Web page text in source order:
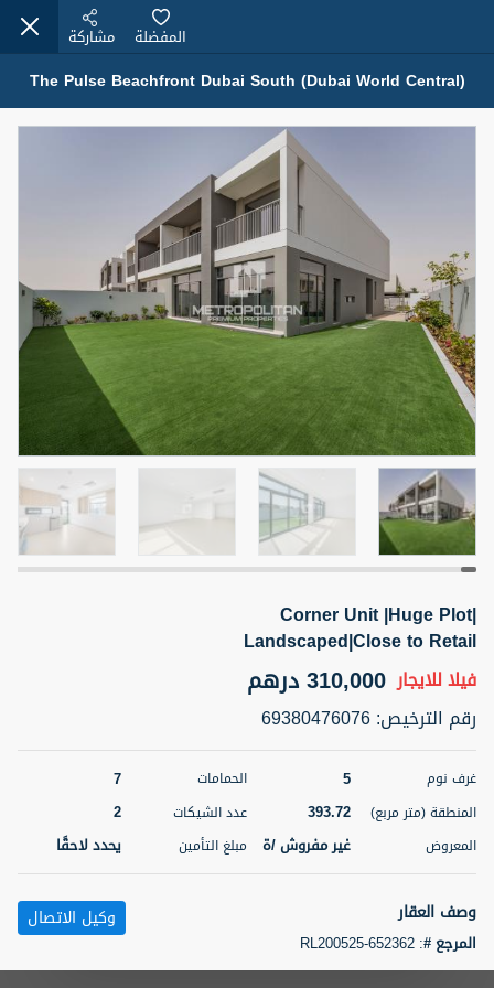
Modern Renovated Unit Near Marina Metro Station
شقة
95,000 درهم
3
سرير
1
حمام
1
المنطقة (متر
مربع)
70.03
المعروض
غير مفروش /ة
الشيكات
1
اسم الوسيط
NILOOFAR ABBAS VAKIL
رقم الوسيط
أتصل الأن
5 أشهر +
ELBRUS TOWER UNIT 2701 ON RENT
شقة للإيجار 95,000 درهم
سرير
1
71.39
مفروش/ ة 2
اسم الوسيط
ABDEMANAF EQBALBHAI KHANBHAI
KHANBHAI EQBALBHAI SIRAJUDDIN
أتصل
الأن
5 أشهر +
The Pulse Beachfront Dubai South (Dubai World Central)
المفضلة مشاركة
Corner Unit |Huge Plot|
Landscaped|Close to Retail
فيلاللايجار 310,000 درهم
رقم الترخيص:
69380476076
غرف نوم 5 الحمامات 7
المنطقة (متر مربع) 393.72 عدد الشيكات 2
المعروض غير مفروش /ة مبلغ التأمين يحدد لاحقًا
وصف العقار
المرجع #:
RL200525-652362
وكيل الاتصال تصفية خريطة